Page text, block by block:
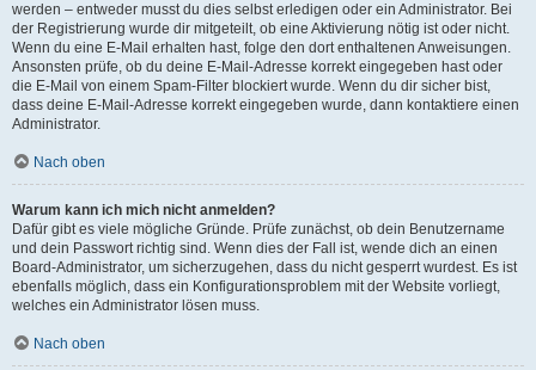
werden – entweder musst du dies selbst erledigen oder ein Administrator. Bei
der Registrierung wurde dir mitgeteilt, ob eine Aktivierung nötig ist oder nicht.
Wenn du eine E-Mail erhalten hast, folge den dort enthaltenen Anweisungen.
Ansonsten prüfe, ob du deine E-Mail-Adresse korrekt eingegeben hast oder
die E-Mail von einem Spam-Filter blockiert wurde. Wenn du dir sicher bist,
dass deine E-Mail-Adresse korrekt eingegeben wurde, dann kontaktiere einen
Administrator.
Nach oben
Warum kann ich mich nicht anmelden?
Dafür gibt es viele mögliche Gründe. Prüfe zunächst, ob dein Benutzername
und dein Passwort richtig sind. Wenn dies der Fall ist, wende dich an einen
Board-Administrator, um sicherzugehen, dass du nicht gesperrt wurdest. Es ist
ebenfalls möglich, dass ein Konfigurationsproblem mit der Website vorliegt,
welches ein Administrator lösen muss.
Nach oben